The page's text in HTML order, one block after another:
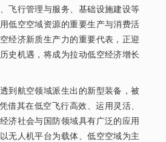
飞行管理与服务、基础设施建设等
低空空域资源的重要生产与消费活
经济新质生产力的重要代表，正迎
史机遇，将成为拉动低空经济增长
到航空领域派生出的新型装备，被
借其在低空飞行高效、运用灵活、
济社会与国防领域具有广泛的应用
无人机平台为载体、低空空域为主